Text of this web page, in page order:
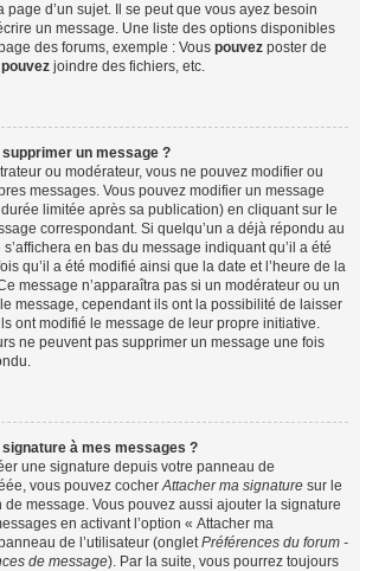
d’un sujet. Il se peut que vous ayez besoin
un message. Une liste des options disponibles
des forums, exemple : Vous pouvez poster de
pouvez joindre des fichiers, etc.
un message ?
ou modérateur, vous ne pouvez modifier ou
messages. Vous pouvez modifier un message
limitée après sa publication) en cliquant sur le
correspondant. Si quelqu’un a déjà répondu au
en bas du message indiquant qu’il a été
qu’il a été modifié ainsi que la date et l’heure de la
message n’apparaîtra pas si un modérateur ou un
message, cependant ils ont la possibilité de laisser
ont modifié le message de leur propre initiative.
ne peuvent pas supprimer un message une fois
à mes messages ?
une signature depuis votre panneau de
vous pouvez cocherAttacher ma signature sur le
message. Vous pouvez aussi ajouter la signature
en activant l’option « Attacher ma
de l’utilisateur (ongletPréférences du forum -
de message). Par la suite, vous pourrez toujours